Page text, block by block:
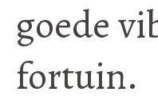
goede
fortuin.